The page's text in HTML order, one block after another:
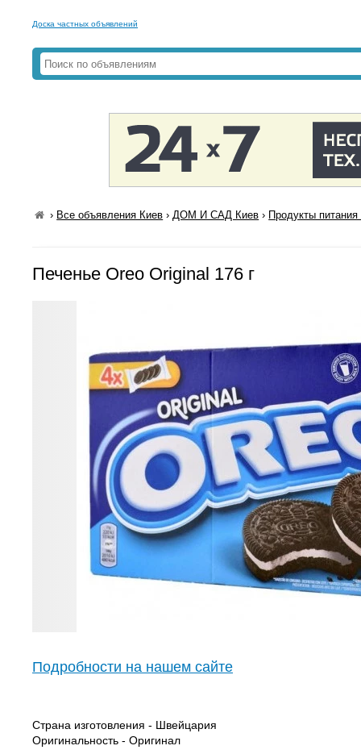
Доска частных объявлений
› Все объявления Киев ›ДОМ И САД Киев › Продукты
Печенье Oreo Original 176 г
Подробности на нашем сайте
Страна изготовления - Швейцария
Оригинальность - Оригинал